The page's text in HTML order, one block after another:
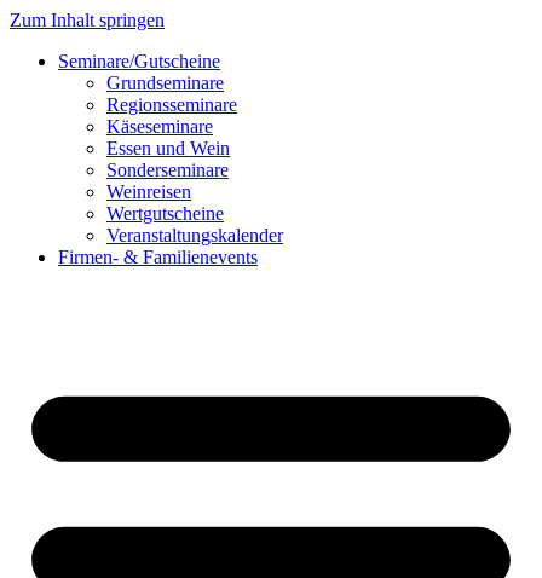
Zum Inhalt springen
Seminare/Gutscheine
Grundseminare
Regionsseminare
Käseseminare
Essen und Wein
Sonderseminare
Weinreisen
Wertgutscheine
Veranstaltungskalender
Firmen- & Familienevents